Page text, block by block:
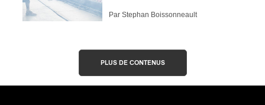
Par Stephan Boissonneault
PLUS DE CONTENUS